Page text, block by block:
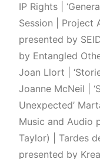
IP Rights |
Session | Project
presented by
by Entangled
Joan Llort |
Joanne McNeil |
Unexpected’
Music and Audio
Taylor) | Tardes
presented by